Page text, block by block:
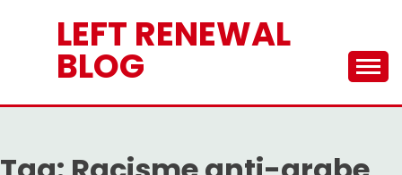
LEFT RENEWAL
BLOG